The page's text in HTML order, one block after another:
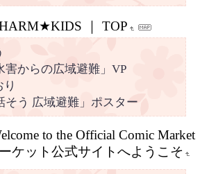
｜ TOP
害からの広域避難」VP
そう 広域避難」ポスター
to the Official Comic Market
ケット公式サイトへようこそ